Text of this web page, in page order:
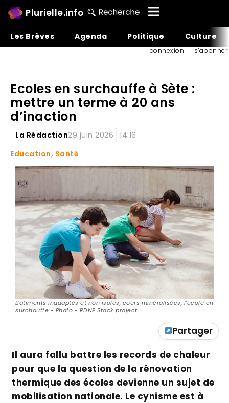
Plurielle.info
Les Brèves Agenda Politique Culture
connexion | s’abonner
Ecoles en surchauffe à Sète :
mettre un terme à 20 ans
d’inaction
La Rédaction29 juin 2026
14:16
Education, Santé
Bâtiments inadaptés et non isolés, cours minéralisées, l'école en
surchauffe - Photo - RDNE Stock project
Partager
Il aura fallu battre les records de chaleur
pour que la question de la rénovation
thermique des écoles devienne un sujet de
mobilisation nationale. Le cynisme est à